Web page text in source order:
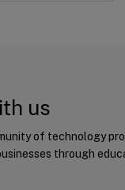
us
of technology
through